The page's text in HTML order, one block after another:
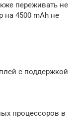
переживать не
на 4500 mAh не
с поддержкой
процессоров в